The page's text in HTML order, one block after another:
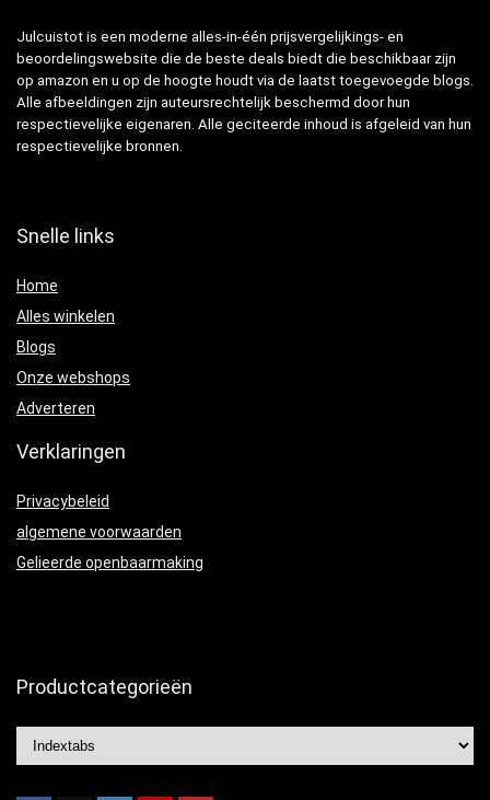
Julcuistot is een moderne alles-in-één prijsvergelijkings- en
beoordelingswebsite die de beste deals biedt die beschikbaar zijn
op amazon en u op de hoogte houdt via de laatst toegevoegde blogs.
Alle afbeeldingen zijn auteursrechtelijk beschermd door hun
respectievelijke eigenaren. Alle geciteerde inhoud is afgeleid van hun
respectievelijke bronnen.
Snelle links
Home
Alles winkelen
Blogs
Onze webshops
Adverteren
Verklaringen
Privacybeleid
algemene voorwaarden
Gelieerde openbaarmaking
Productcategorieën